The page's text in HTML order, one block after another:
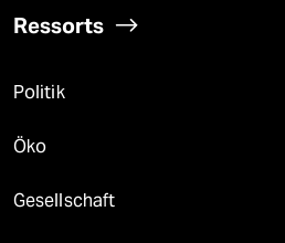
Ressorts
Politik
Öko
Gesellschaft